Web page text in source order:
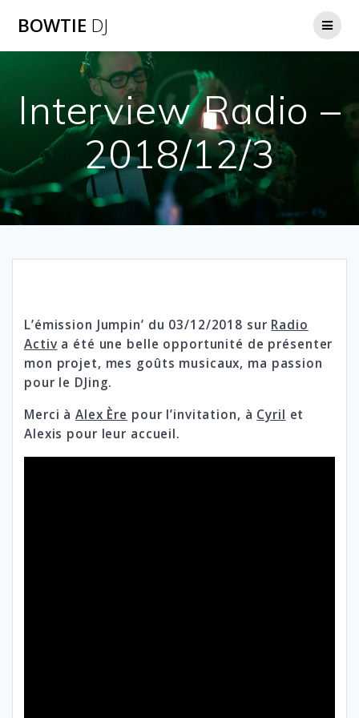
BOWTIE DJ
Interview Radio –
2018/12/3
L’émission Jumpin’ du 03/12/2018 sur Radio
Activ a été une belle opportunité de présenter
mon projet, mes goûts musicaux, ma passion
pour le DJing.
Merci à Alex Ère pour l’invitation, à Cyril et
Alexis pour leur accueil.